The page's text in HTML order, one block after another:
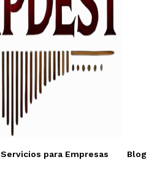
Servicios para Empresas Blog